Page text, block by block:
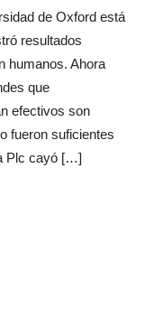
de Oxford está
resultados
humanos. Ahora
que
efectivos son
fueron suficientes
Plc cayó […]